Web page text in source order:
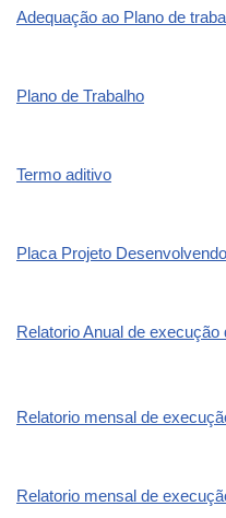
Adequação ao Plano de
Plano de Trabalho
Termo aditivo
Placa Projeto
Relatorio Anual de execução
Relatorio mensal de
Relatorio mensal de